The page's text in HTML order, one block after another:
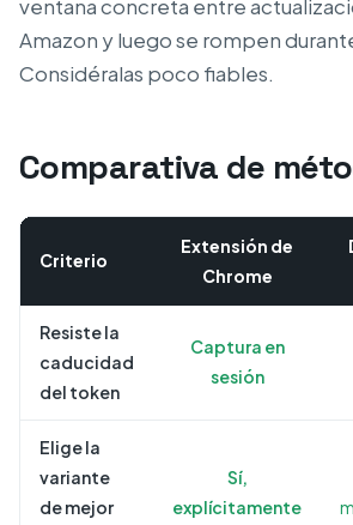
ventana concreta entre
Amazon y luego se rompen
Considéralas poco fiables.
Comparativa de
Criterio
Extensión de
Chrome
Resiste la
caducidad
del token
Captura en
sesión
Elige la
variante
de mejor
Sí,
explícitamente